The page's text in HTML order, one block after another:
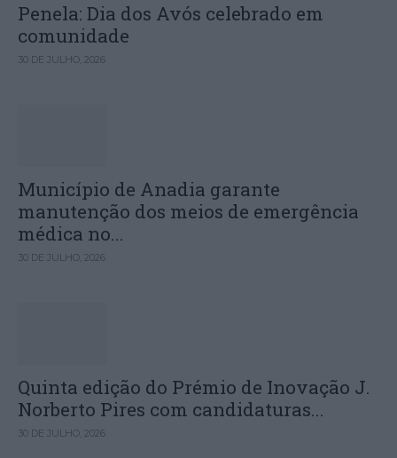
Penela: Dia dos Avós celebrado em
comunidade
30 DE JULHO, 2026
Município de Anadia garante
manutenção dos meios de emergência
médica no...
30 DE JULHO, 2026
Quinta edição do Prémio de Inovação J.
Norberto Pires com candidaturas...
30 DE JULHO, 2026